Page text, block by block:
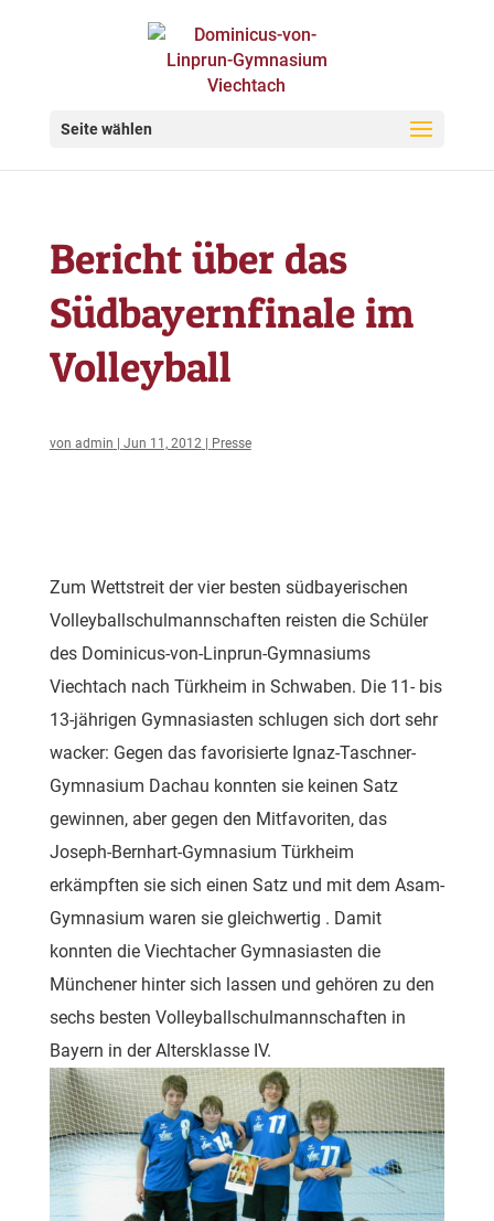
Seite wählen
Bericht über das
Südbayernfinale im
Volleyball
von admin Jun 11, 2012| Presse
Zum Wettstreit der vier besten südbayerischen
Volleyballschulmannschaften reisten die Schüler
des Dominicus-von-Linprun-Gymnasiums
Viechtach nach Türkheim in Schwaben. Die 11- bis
13-jährigen Gymnasiasten schlugen sich dort sehr
wacker: Gegen das favorisierte Ignaz-Taschner-
Gymnasium Dachau konnten sie keinen Satz
gewinnen, aber gegen den Mitfavoriten, das
Joseph-Bernhart-Gymnasium Türkheim
erkämpften sie sich einen Satz und mit dem Asam-
Gymnasium waren sie gleichwertig . Damit
konnten die Viechtacher Gymnasiasten die
Münchener hinter sich lassen und gehören zu den
sechs besten Volleyballschulmannschaften in
Bayern in der Altersklasse IV.